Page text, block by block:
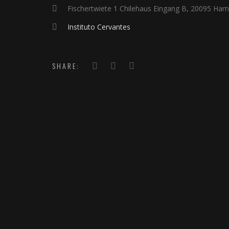
Fischertwiete 1 Chilehaus Eingang B, 20095
Instituto Cervantes
SHARE: